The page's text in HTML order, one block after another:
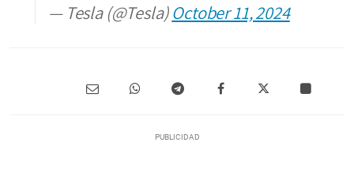
— Tesla (@Tesla)October 11, 2024